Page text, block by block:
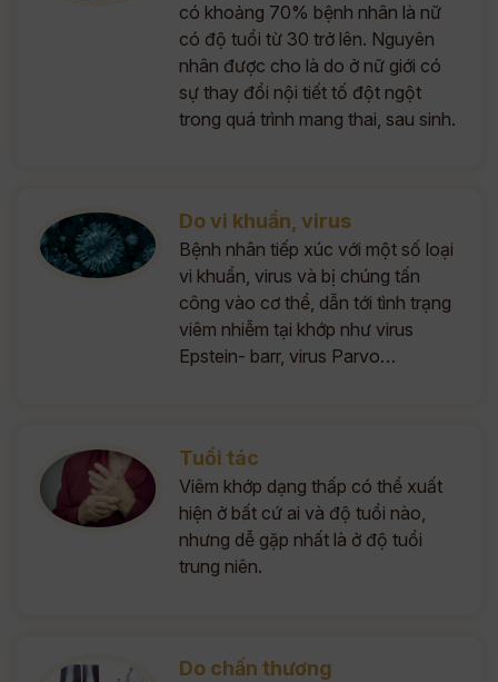
có khoảng 70% bệnh nhân là nữ
có độ tuổi từ 30 trở lên. Nguyên
nhân được cho là do ở nữ giới có
sự thay đổi nội tiết tố đột ngột
trong quá trình mang thai, sau sinh.
Do vi khuẩn, virus
Bệnh nhân tiếp xúc với một số loại
vi khuẩn, virus và bị chúng tấn
công vào cơ thể, dẫn tới tình trạng
viêm nhiễm tại khớp như virus
Epstein- barr, virus Parvo…
Tuổi tác
Viêm khớp dạng thấp có thể xuất
hiện ở bất cứ ai và độ tuổi nào,
nhưng dễ gặp nhất là ở độ tuổi
trung niên.
Do chấn thương